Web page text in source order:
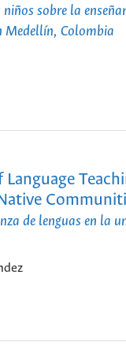
sobre la
Medellín, Colombia
de lenguas en la